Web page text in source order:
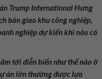
Trump International Hưng
bàn giao khu công nghiệp,
nghiệp dự kiến khi nào có
tới diễn biến như thế nào ở
án lớn thường được lựa